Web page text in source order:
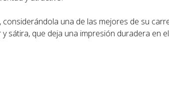
una de las mejores de su
sátira, que deja una impresión duradera en